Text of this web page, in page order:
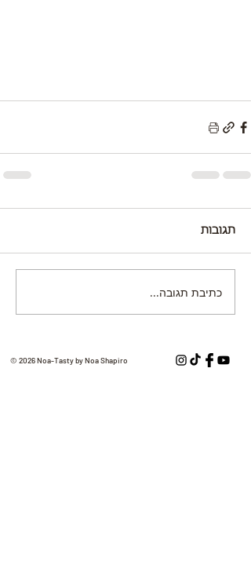
תגובות
כתיבת תגובה...
© 2026 Noa-Tasty by Noa Shapiro